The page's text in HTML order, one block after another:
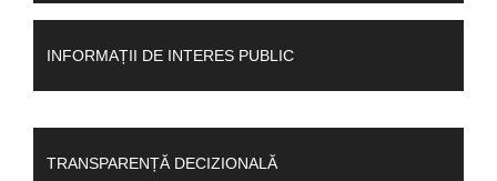
INFORMAȚII DE INTERES PUBLIC
TRANSPARENȚĂ DECIZIONALĂ